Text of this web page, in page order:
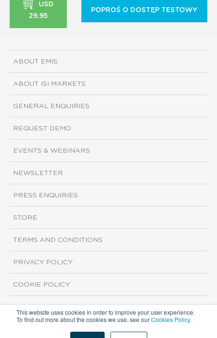
This website uses cookies in order to improve your user experience.
To find out more about the cookies we use, see ourCookies Policy.
USD
29,95
POPROŚ O DOSTĘP TESTOWY
ABOUT EMIS
ABOUT ISI MARKETS
GENERAL ENQUIRIES
REQUEST DEMO
EVENTS & WEBINARS
NEWSLETTER
PRESS ENQUIRIES
STORE
TERMS AND CONDITIONS
PRIVACY POLICY
COOKIE POLICY
Copyright ©2026 ISI Markets. All rights reserved.